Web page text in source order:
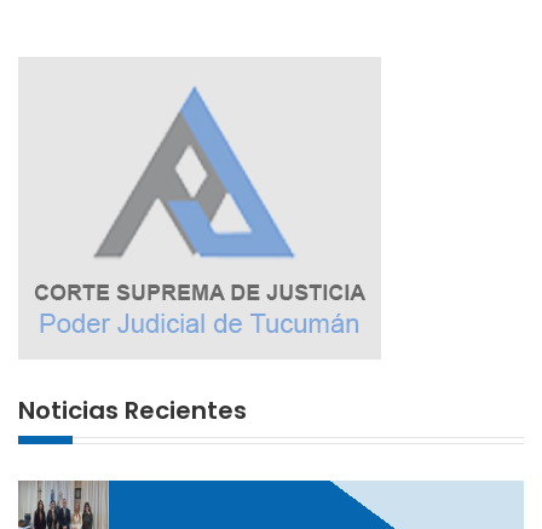
Noticias Recientes